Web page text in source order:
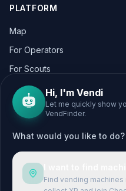
PLATFORM
Map
For Operators
For Scouts
CITIES
Berlin
Hamburg
München
Hi, I'm Vendi
Let me quickly show
VendFinder.
What would you like to do?
Find vending